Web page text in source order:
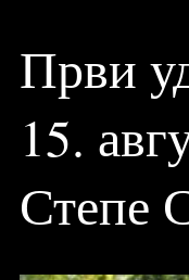
Први
15.
Степе